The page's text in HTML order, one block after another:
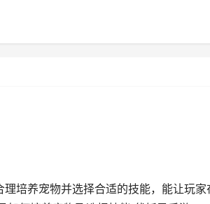
培养宠物并选择合适的技能，能让玩家